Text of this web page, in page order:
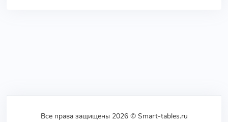
Все права защищены 2026 © Smart-tables.ru